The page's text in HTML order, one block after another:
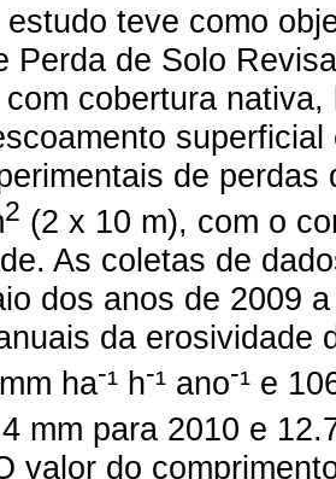
teve como
Perda de Solo
cobertura
de
2 (2 x 10 m), com o
As coletas de
dos anos de 2009
da erosividade
ha-¹ h-¹ ano-¹ e
mm para 2010 e
valor do